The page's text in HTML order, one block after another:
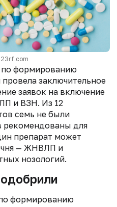
формированию
заключительное
заявок на включение
и ВЗН. Из 12
семь не были
рекомендованы для
препарат может
— ЖНВЛП и
нозологий.
формированию